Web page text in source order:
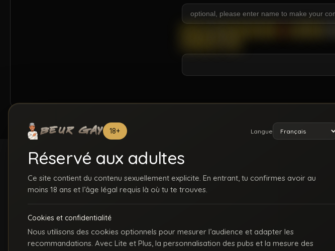
18+ Langue
Réservé aux adultes
Ce site contient du contenu sexuellement explicite. En entrant, tu confirmes avoir au
moins 18 ans et l’âge légal requis là où tu te trouves.
Cookies et confidentialité
Nous utilisons des cookies optionnels pour mesurer l’audience et adapter les
recommandations. Avec Lite et Plus, la personnalisation des pubs et la mesure des
La première communauté en ligne dédiée au porno gay beur et métissé : des keums du bled, des rebeus